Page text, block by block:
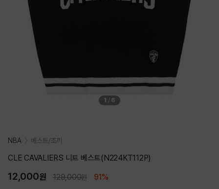
1 / 6
NBA 베스트/조끼
CLE CAVALIERS 니트 베스트(N224KT112P)
12,000원 129,000원 91%